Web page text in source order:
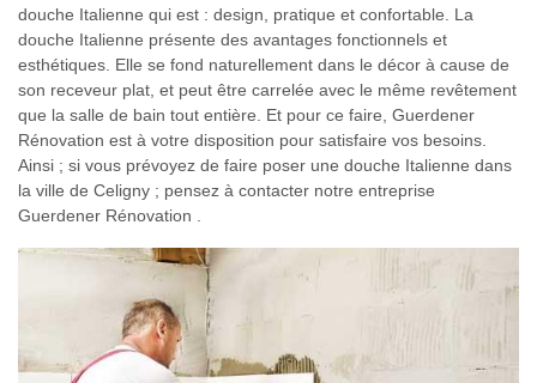
douche Italienne qui est : design, pratique et confortable. La
douche Italienne présente des avantages fonctionnels et
esthétiques. Elle se fond naturellement dans le décor à cause de
son receveur plat, et peut être carrelée avec le même revêtement
que la salle de bain tout entière. Et pour ce faire, Guerdener
Rénovation est à votre disposition pour satisfaire vos besoins.
Ainsi ; si vous prévoyez de faire poser une douche Italienne dans
la ville de Celigny ; pensez à contacter notre entreprise
Guerdener Rénovation .